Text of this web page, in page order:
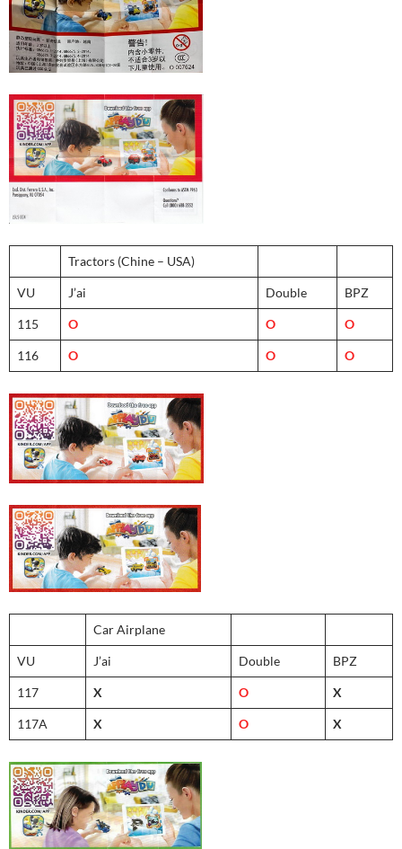
Tractors (Chine – USA)
VU J’ai Double BPZ
115 O O O
116 O O O
Car Airplane
VU J’ai Double BPZ
117 X O X
117A X O X